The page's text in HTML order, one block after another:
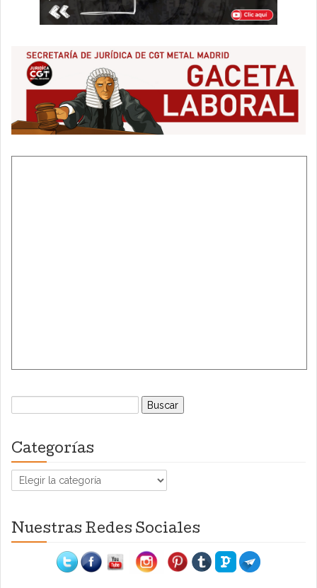
Buscar:
Categorías
Categorías
Nuestras Redes Sociales